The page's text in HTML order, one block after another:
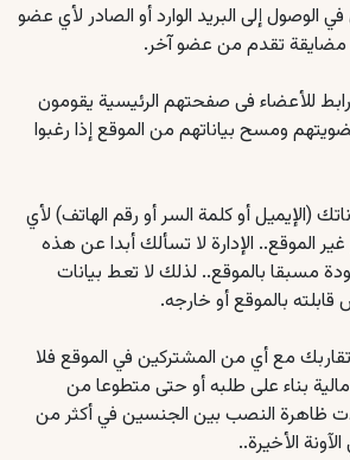
في الوصول إلى البريد الوارد أو الصادر لأي عضو
مضايقة تقدم من عضو آخر.
للأعضاء فى صفحتهم الرئيسية يقومون
ومسح بياناتهم من الموقع إذا رغبوا
(الإيميل أو كلمة السر أو رقم الهاتف) لأي
الموقع.. الإدارة لا تسألك أبدا عن هذه
مسبقا بالموقع.. لذلك لا تعط بيانات
بالموقع أو خارجه.
مع أي من المشتركين في الموقع فلا
بناء على طلبه أو حتى متطوعا من
ظاهرة النصب بين الجنسين في أكثر من
الأخيرة..